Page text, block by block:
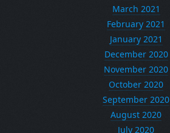
March 2021
February 2021
January 2021
December 2020
November 2020
October 2020
September 2020
August 2020
July 2020